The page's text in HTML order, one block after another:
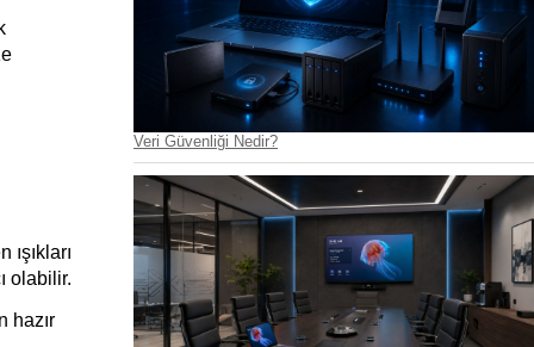
olabilir.
hazır
Veri Güvenliği Nedir?